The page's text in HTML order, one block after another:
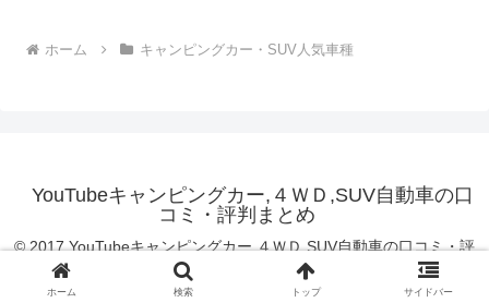
ホーム キャンピングカー・SUV人気車種
YouTubeキャンピングカー,４ＷＤ,SUV自動車の口
コミ・評判まとめ
© 2017 YouTubeキャンピングカー,４ＷＤ,SUV自動車の口コミ・評
ホーム 検索 トップ サイドバー